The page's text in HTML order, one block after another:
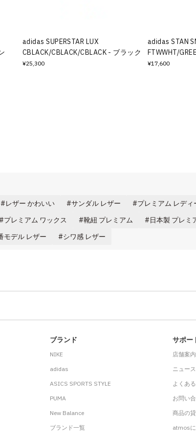
adidas SUPERSTAR LUX
CBLACK/CBLACK/CBLACK - ブラック
¥25,300
adidas STAN
FTWWHT/
¥17,600
レザー かわいい サンダル レザー プレミアム レディ
プレミアム ワックス 靴紐 プレミアム 日本製 プレミ
モデル レザー シワ感 レザー
ブランド
NIKE
adidas
ASICS SPORTS STYLE
PUMA
New Balance
ブランド一覧
サポー
店舗案内
ニュー
よくあ
お問い
商品の
atmos